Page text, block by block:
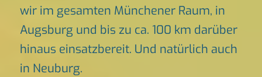
wir im gesamten Münchener Raum, in
Augsburg und bis zu ca. 100 km darüber
hinaus einsatzbereit. Und natürlich auch
in Neuburg.